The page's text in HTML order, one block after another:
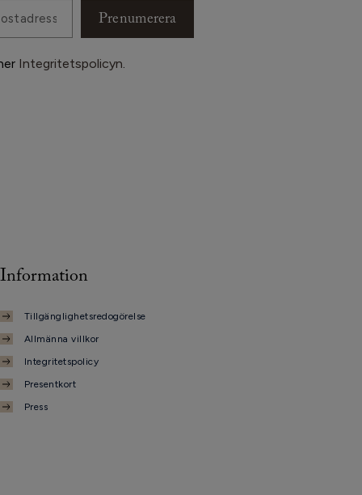
Prenumerera
Integritetspolicyn.
Information
Tillgänglighetsredogörelse
Allmänna villkor
Integritetspolicy
Presentkort
Press